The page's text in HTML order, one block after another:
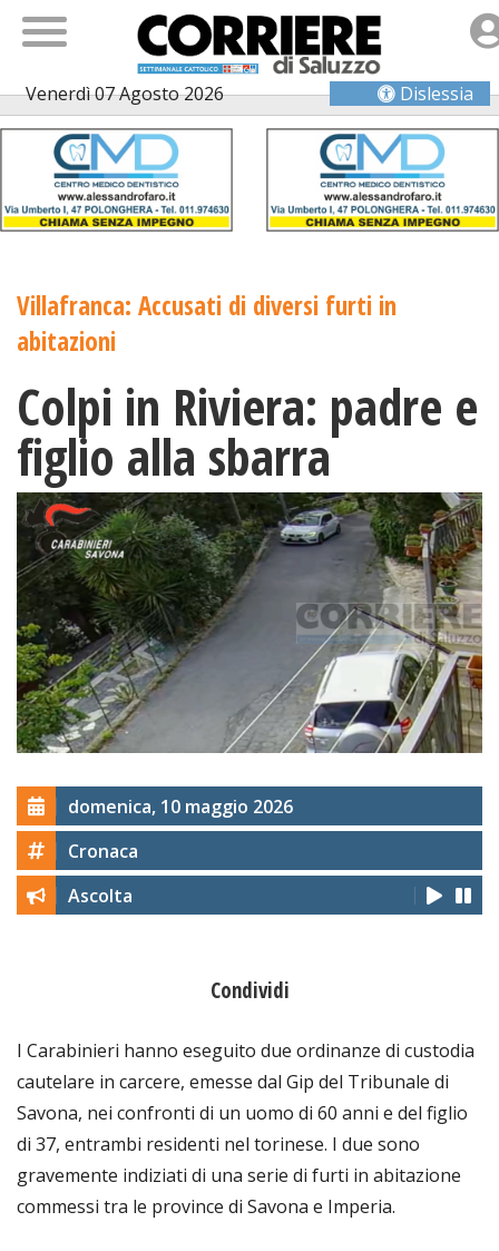
Venerdì 07 Agosto 2026 Dislessia
Villafranca: Accusati di diversi furti in
abitazioni
Colpi in Riviera: padre e
figlio alla sbarra
domenica, 10 maggio 2026
Cronaca
Ascolta
Condividi
I Carabinieri hanno eseguito due ordinanze di custodia
cautelare in carcere, emesse dal Gip del Tribunale di
Savona, nei confronti di un uomo di 60 anni e del figlio
di 37, entrambi residenti nel torinese. I due sono
gravemente indiziati di una serie di furti in abitazione
commessi tra le province di Savona e Imperia.